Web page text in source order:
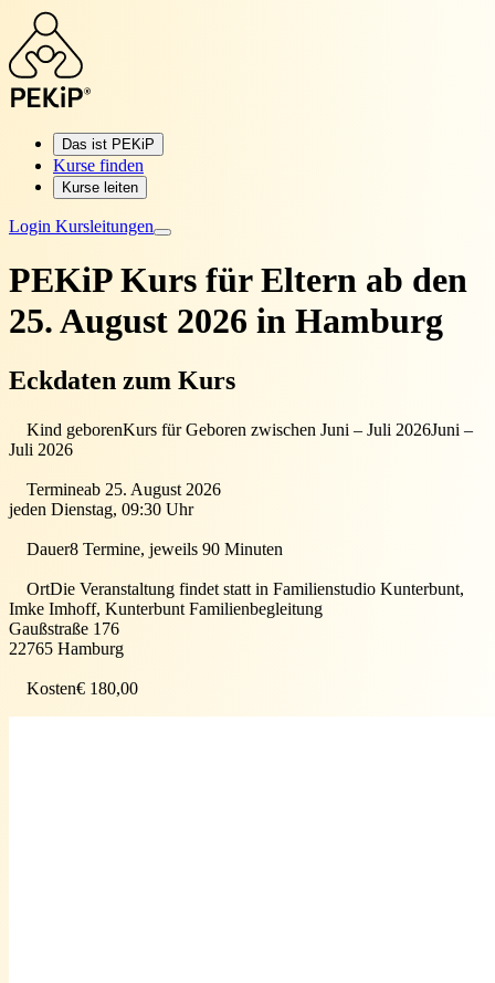
Das ist PEKiP
Kurse finden
Kurse leiten
Login Kursleitungen
PEKiP Kurs für Eltern ab den
25. August 2026 in Hamburg
Eckdaten zum Kurs
Kind geborenKurs für Geboren zwischen Juni – Juli 2026Juni –
Juli 2026
Termineab 25. August 2026
jeden Dienstag, 09:30 Uhr
Dauer8 Termine, jeweils 90 Minuten
OrtDie Veranstaltung findet statt in Familienstudio Kunterbunt,
Imke Imhoff, Kunterbunt Familienbegleitung
Gaußstraße 176
22765 Hamburg
Kosten€ 180,00